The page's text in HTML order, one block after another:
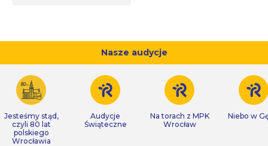
Nasze audycje
Jesteśmy stąd,
czyli 80 lat
polskiego
Wrocławia
Audycje
Świąteczne
Na torach z MPK
Wrocław
Niebo w